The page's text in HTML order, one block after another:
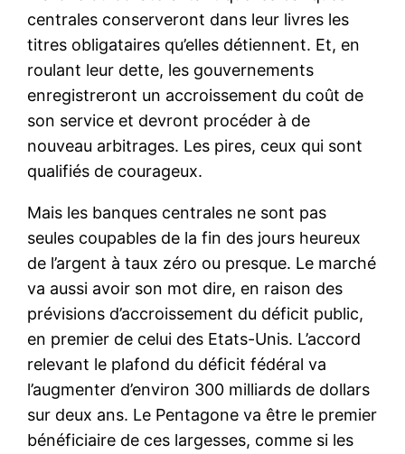
centrales conserveront dans leur livres les
titres obligataires qu’elles détiennent. Et, en
roulant leur dette, les gouvernements
enregistreront un accroissement du coût de
son service et devront procéder à de
nouveau arbitrages. Les pires, ceux qui sont
qualifiés de courageux.
Mais les banques centrales ne sont pas
seules coupables de la fin des jours heureux
de l’argent à taux zéro ou presque. Le marché
va aussi avoir son mot dire, en raison des
prévisions d’accroissement du déficit public,
en premier de celui des Etats-Unis. L’accord
relevant le plafond du déficit fédéral va
l’augmenter d’environ 300 milliards de dollars
sur deux ans. Le Pentagone va être le premier
bénéficiaire de ces largesses, comme si les